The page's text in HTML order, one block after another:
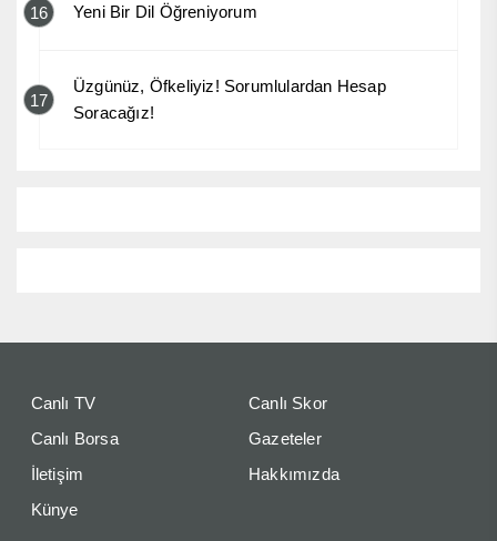
16 Yeni Bir Dil Öğreniyorum
17
Üzgünüz, Öfkeliyiz! Sorumlulardan Hesap
Soracağız!
Canlı TV
Canlı Skor
Canlı Borsa
Gazeteler
İletişim
Hakkımızda
Künye